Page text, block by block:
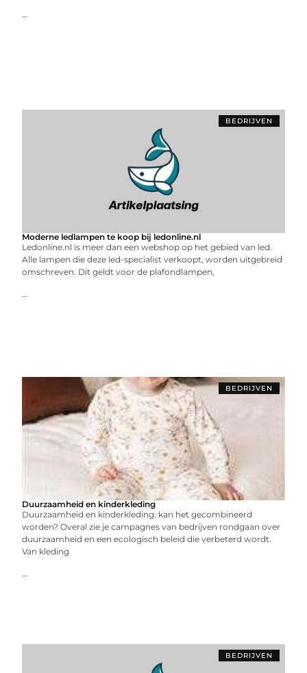
...
BEDRIJVEN
Moderne ledlampen te koop bij ledonline.nl
Ledonline.nl is meer dan een webshop op het gebied van led.
Alle lampen die deze led-specialist verkoopt, worden uitgebreid
omschreven. Dit geldt voor de plafondlampen,
...
BEDRIJVEN
Duurzaamheid en kinderkleding
Duurzaamheid en kinderkleding: kan het gecombineerd
worden? Overal zie je campagnes van bedrijven rondgaan over
duurzaamheid en een ecologisch beleid die verbeterd wordt.
Van kleding
...
BEDRIJVEN